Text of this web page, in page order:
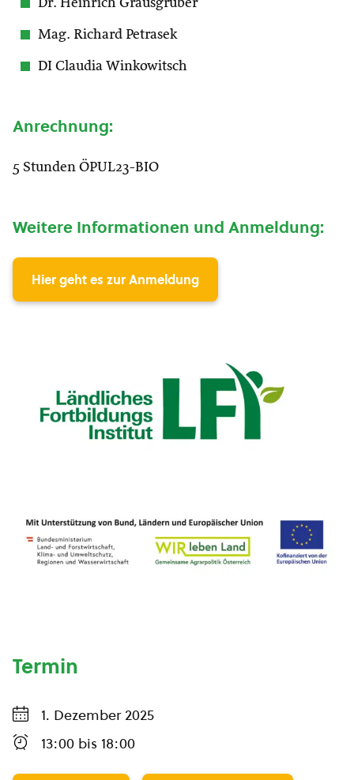
Dr. Heinrich Grausgruber
Mag. Richard Petrasek
DI Claudia Winkowitsch
Anrechnung:
5 Stunden ÖPUL23-BIO
Weitere Informationen und Anmeldung:
Hier geht es zur Anmeldung
Termin
1. Dezember 2025
13:00 bis 18:00